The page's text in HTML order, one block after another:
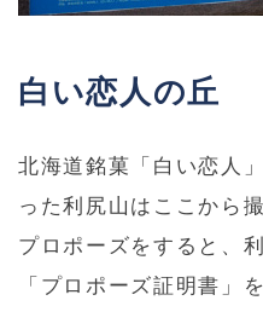
白い恋人の丘
北海道銘菓「白い恋人
った利尻山はここから
プロポーズをすると、
「プロポーズ証明書」